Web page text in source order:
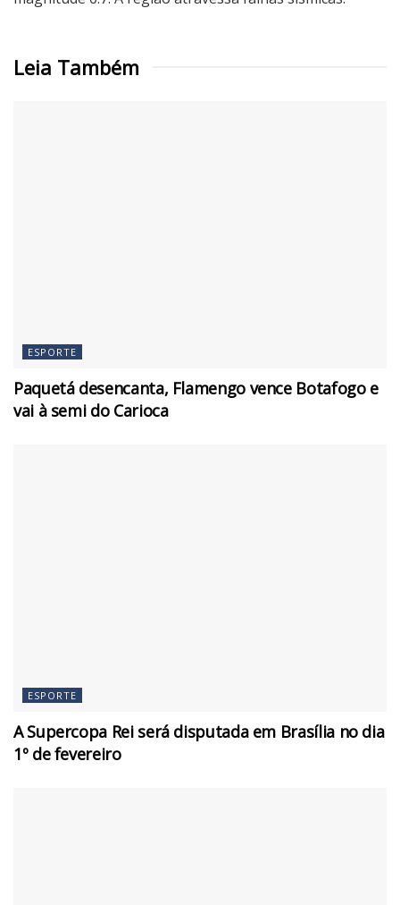
Leia Também
ESPORTE
Paquetá desencanta, Flamengo vence Botafogo e
vai à semi do Carioca
ESPORTE
A Supercopa Rei será disputada em Brasília no dia
1º de fevereiro